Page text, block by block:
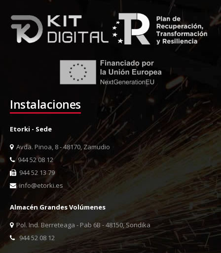
Instalaciones
Etorki - Sede
Avda. Pinoa, 8 - 48170, Zamudio
944 52 08 12
944 52 13 79
info@etorki.es
Almacén Grandes Volúmenes
Pol. Ind. Berreteaga - Pab 6B - 48150, Sondika
944 52 08 12